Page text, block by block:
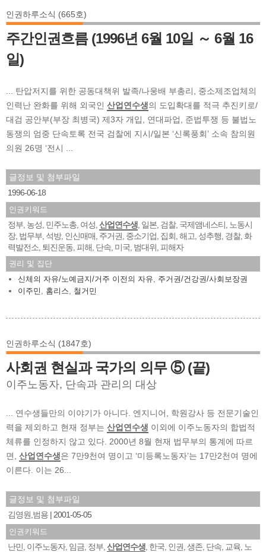
인권하루소식 (665호)
주간인권흐름 (1996년 6월 10일 ～ 6월 16
일)
... 탄압저지를 위한 공동대책위 발족/나웅배 부총리, 중소제조업체의
인력난 완화를 위해 외국인 산업연수생의 도입확대를 적극 추진키로/
대검 공안부(부장 최병국) 제3자 개입, 연대파업, 준법투쟁 등 불법노
동쟁의 엄중 단속토록 전국 검찰에 지시/일본 ‘신록풍회’ 소속 참의원
의원 26명 ‘전시 ...
글정보 및 첨부파일
1996-06-18
인권키워드
정부 농성 민주노총 여성 산업연수생 일본 검찰, 국제앰네스티 노동시
장, 법무부 석방, 인신매매 주거권 중소기업 집회 해고 성추행 경찰, 화
력발전소 퇴진운동 피해 단속 미국 범대위 피해자
권리 및 집단
신체의 자유/노예금지/거주 이전의 자유
주거권/건강권/사회보장권
이주민
홈리스 철거민
인권하루소식 (1847호)
사회권 현실과 국가의 의무 ⑤ (끝)
이주노동자, 단속과 관리의 대상
... 연수생들만의 이야기가 아니다. 엔지니어, 학원강사 등 전문기술인
력을 제외하고 현재 정부는 산업연수생 이외에 이주노동자의 합법적
체류를 인정하지 않고 있다. 2000년 8월 현재 법무부의 통계에 따르
면, 산업연수생은 7만9천여 명이고 ‘미등록노동자’는 17만2천여 명에
이른다. 이는 26...
글정보 및 첨부파일
김영원,범용
2001-05-05
인권키워드
난민 이주노동자, 임금 정부 산업연수생 한국 인권 생존 단속 교육 노